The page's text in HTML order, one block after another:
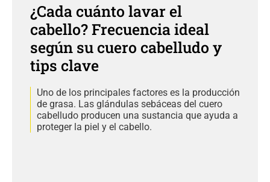
¿Cada cuánto lavar el
cabello? Frecuencia ideal
según su cuero cabelludo y
tips clave
Uno de los principales factores es la producción
de grasa. Las glándulas sebáceas del cuero
cabelludo producen una sustancia que ayuda a
proteger la piel y el cabello.